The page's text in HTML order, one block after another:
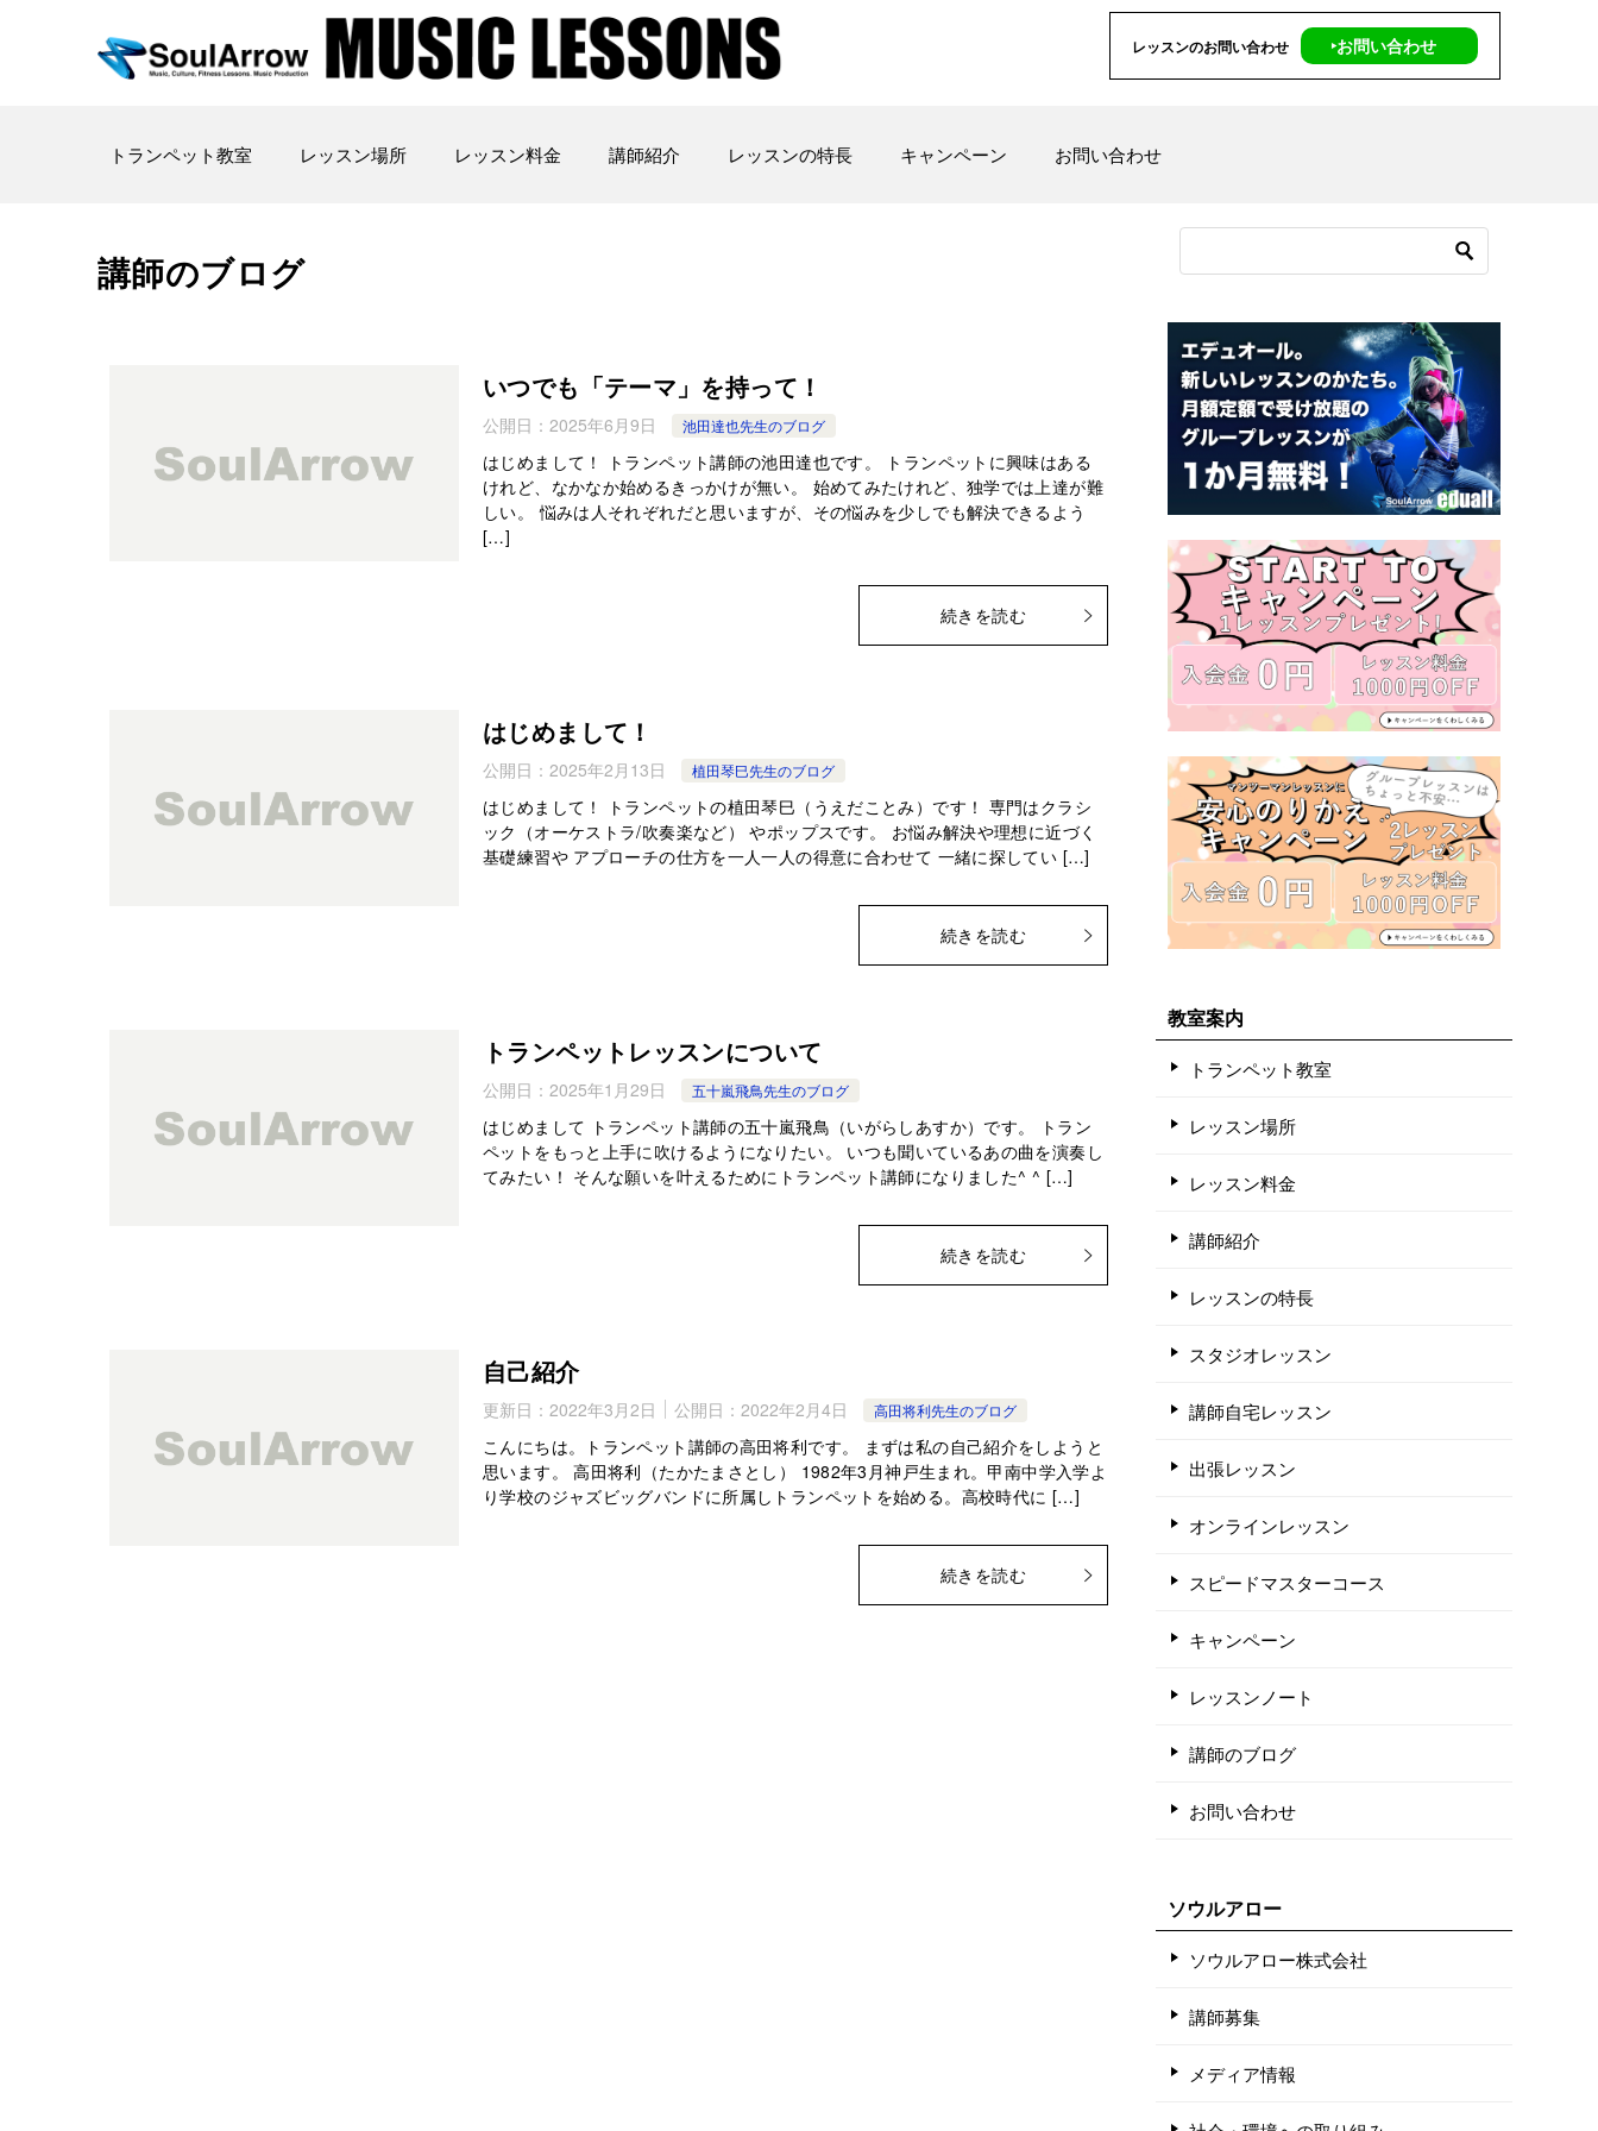
レッスンのお問い合わせ ‣お問い合わせ
トランペット教室 レッスン場所 レッスン料金 講師紹介 レッスンの特長 キャンペーン お問い合わせ
講師のブログ
いつでも「テーマ」を持って！
公開日： 2025年6月9日 池田達也先生のブログ
はじめまして！ トランペット講師の池田達也です。 トランペットに興味はある
けれど、なかなか始めるきっかけが無い。 始めてみたけれど、独学では上達が難
しい。 悩みは人それぞれだと思いますが、その悩みを少しでも解決できるよう
[…]
続きを読む
はじめまして！
公開日： 2025年2月13日 植田琴巳先生のブログ
はじめまして！ トランペットの植田琴巳（うえだことみ）です！ 専門はクラシ
ック（オーケストラ/吹奏楽など） やポップスです。 お悩み解決や理想に近づく
基礎練習や アプローチの仕方を一人一人の得意に合わせて 一緒に探してい […]
続きを読む
トランペットレッスンについて
公開日： 2025年1月29日 五十嵐飛鳥先生のブログ
はじめまして トランペット講師の五十嵐飛鳥（いがらしあすか）です。 トラン
ペットをもっと上手に吹けるようになりたい。 いつも聞いているあの曲を演奏し
てみたい！ そんな願いを叶えるためにトランペット講師になりました^ ^ […]
続きを読む
自己紹介
更新日： 2022年3月2日 公開日： 2022年2月4日 高田将利先生のブログ
こんにちは。トランペット講師の高田将利です。 まずは私の自己紹介をしようと
思います。 高田将利（たかたまさとし） 1982年3月神戸生まれ。甲南中学入学よ
り学校のジャズビッグバンドに所属しトランペットを始める。高校時代に […]
続きを読む
教室案内
トランペット教室
レッスン場所
レッスン料金
講師紹介
レッスンの特長
スタジオレッスン
講師自宅レッスン
出張レッスン
オンラインレッスン
スピードマスターコース
キャンペーン
レッスンノート
講師のブログ
お問い合わせ
ソウルアロー
ソウルアロー株式会社
講師募集
メディア情報